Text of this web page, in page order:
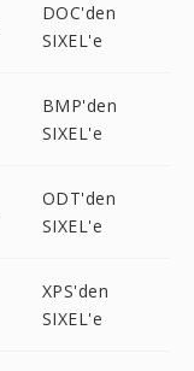
DOC'den
SIXEL'e
BMP'den
SIXEL'e
ODT'den
SIXEL'e
XPS'den
SIXEL'e